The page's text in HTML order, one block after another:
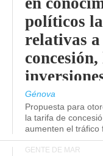
políticos
relativas a
concesión,
Génova
Propuesta para
la tarifa de
aumenten el tráfico
GENTE DE MAR